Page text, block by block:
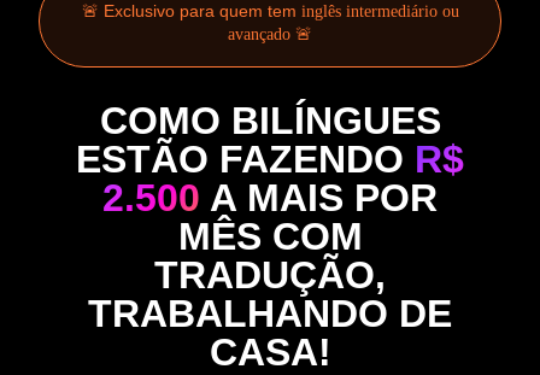
🚨 Exclusivo para quem tem inglês intermediário ou
avançado 🚨
COMO BILÍNGUES
ESTÃO FAZENDO R$
2.500 A MAIS POR
MÊS COM
TRADUÇÃO,
TRABALHANDO DE
CASA!